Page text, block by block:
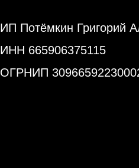
ИП Потёмкин Григорий
ИНН 665906375115
ОГРНИП